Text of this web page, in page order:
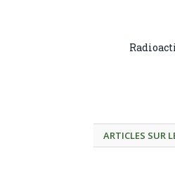
ARTICLES SUR